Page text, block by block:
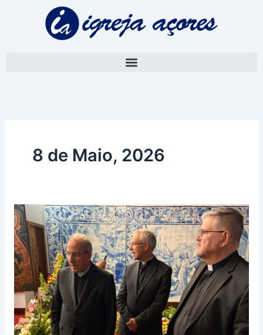
8 de Maio, 2026
“Venho
como
um
irmão
entre
irmãos,
para
partilhar
a